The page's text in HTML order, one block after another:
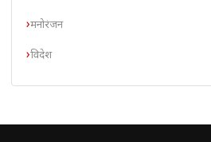
मनोरंजन
विदेश